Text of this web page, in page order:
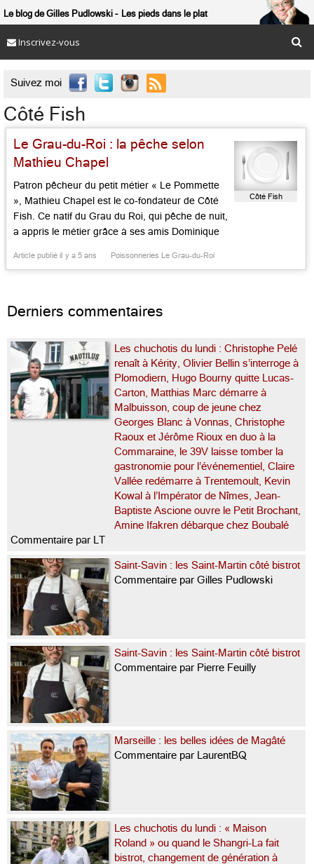
Le blog de Gilles Pudlowski Les pieds dans le plat
Inscrivez-vous
Suivez moi 
Côté Fish
Le Grau-du-Roi : la pêche selon
Mathieu Chapel
Patron pêcheur du petit métier « Le Pommette
», Mathieu Chapel est le co-fondateur de Côté
Fish. Ce natif du Grau du Roi, qui pêche de nuit,
a appris le métier grâce à ses amis Dominique
dada : la pêche éco-responsable, locale,
Article publié il y a 5 ans Poissonneries Le Grau-du-Roi
Côté Fish
Derniers commentaires
Les chuchotis du lundi : Christophe Pelé
renaît à Kérity, Olivier Bellin s’interroge à
Plomodiern, Hugo Bourny quitte Lucas-
Carton, Matthias Marc démarre à
Malbuisson, coup de jeune chez
Georges Blanc à Vonnas, Christophe
Raoux et Jérôme Rioux en duo à la
Commaraine, le 39V laisse tomber la
gastronomie pour l’événementiel, Claire
Vallée redémarre à Trentemoult, Kevin
Kowal à l’Impérator de Nîmes, Jean-
Baptiste Ascione ouvre le Petit Brochant,
Amine Ifakren débarque chez Boubalé
Commentaire par LT
Saint-Savin : les Saint-Martin côté bistrot
Commentaire par Gilles Pudlowski
Saint-Savin : les Saint-Martin côté bistrot
Commentaire par Pierre Feuilly
Marseille : les belles idées de Magâté
Commentaire par LaurentBQ
Les chuchotis du lundi : « Maison
Roland » ou quand le Shangri-La fait
bistrot, changement de génération à